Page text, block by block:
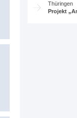
Thüringen
Projekt